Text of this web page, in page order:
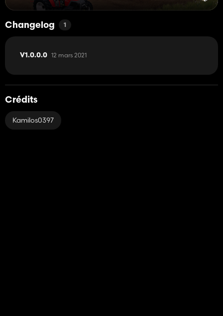
Changelog 1
V1.0.0.0 12 mars 2021
Crédits
Kamilos0397